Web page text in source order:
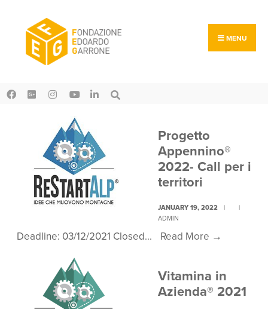
content
MENU
Progetto
Appennino®
2022- Call per i
territori
JANUARY 19, 2022 |
|
ADMIN
Deadline: 03/12/2021 Closed... Read More →
Call
per
Vitamina in
Azienda® 2021
for: